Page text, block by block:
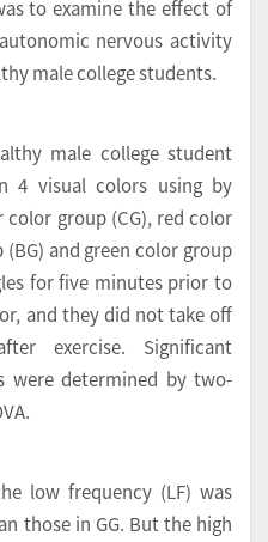
to examine the effect of
nervous activity
male college students.
male college student
4 visual colors using by
color group (CG), red color
and green color group
for five minutes prior to
and they did not take off
exercise. Significant
were determined by two-
low frequency (LF) was
those in GG. But the high